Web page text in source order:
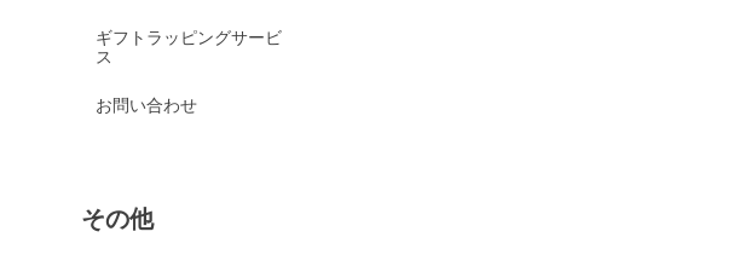
ギフトラッピングサービ
ス
お問い合わせ
その他